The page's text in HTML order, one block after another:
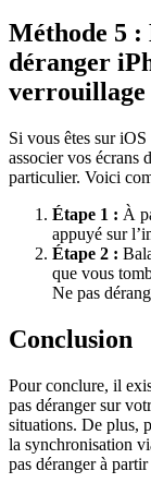
Méthode 5 :
déranger
verrouillage
Si vous êtes sur
associer vos écrans
particulier. Voici
Étape 1 : À
appuyé sur
Étape 2 :
que vous
Ne pas
Conclusion
Pour conclure, il
pas déranger sur
situations. De plus,
la synchronisation
pas déranger à